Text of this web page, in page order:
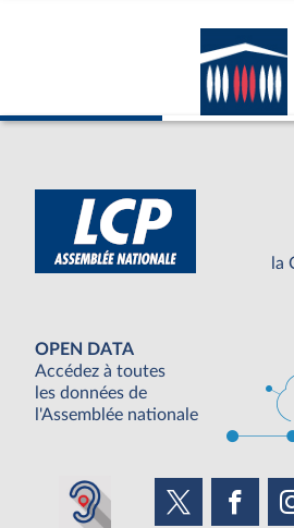
la
OPEN DATA
Accédez à toutes
les données de
l'Assemblée nationale